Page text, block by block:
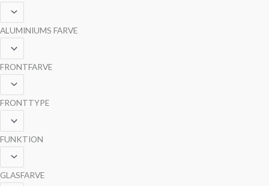
ALUMINIUMS FARVE
FRONTFARVE
FRONTTYPE
FUNKTION
GLASFARVE